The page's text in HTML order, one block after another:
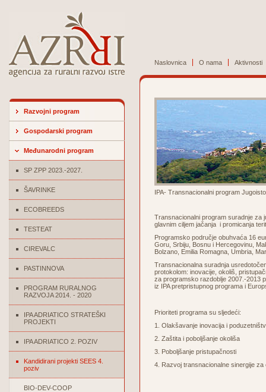
Naslovnica O nama Aktivnosti
Razvojni program
Gospodarski program
Međunarodni program
SP ZPP 2023.-2027.
ŠAVRINKE
ECOBREEDS
TESTEAT
CIREVALC
PASTINNOVA
PROGRAM RURALNOG
RAZVOJA 2014. - 2020
IPA ADRIATICO STRATEŠKI
PROJEKTI
IPA ADRIATICO 2. POZIV
Kandidirani projekti SEES 4.
poziv
BIO-DEV-COOP
IPA- Transnacionalni program
Transnacionalni program suradnje za
glavnim ciljem jačanja i promicanja
Programsko područje obuhvaća 16
Goru, Srbiju, Bosnu i Hercegovinu,
Bolzano, Emilia Romagna, Umbria,
Transnacionalna suradnja
protokolom: inovacije, okoliš,
za programsko razdoblje 2007.-2013
iz IPA pretpristupnog programa i
Prioriteti programa su sljedeći:
1. Olakšavanje inovacija i
2. Zaštita i poboljšanje okoliša
3. Poboljšanje pristupačnosti
4. Razvoj transnacionalne sinergije